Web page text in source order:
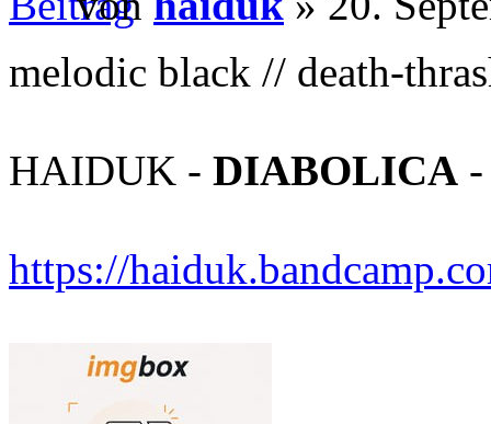
melodic black // death-
HAIDUK - DIABOLICA
https://